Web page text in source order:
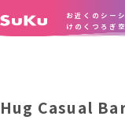
お近くのシー
けのくつろぎ
Hug Casual